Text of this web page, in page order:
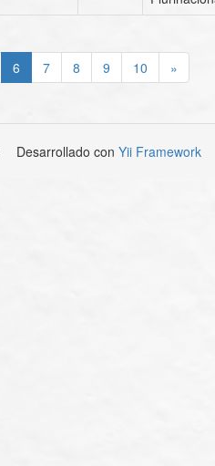
6 7 8 9 10 »
Desarrollado con Yii Framework